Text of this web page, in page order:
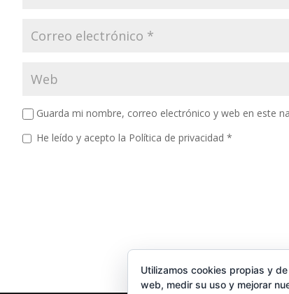
Guarda mi nombre, correo electrónico y web en este
He leído y acepto la Política de privacidad *
Utilizamos cookies propias y
web, medir su uso y mejorar